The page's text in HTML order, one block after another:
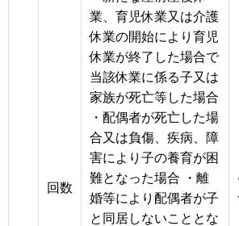
回数
業、育児休業又は介護
休業の開始により育児
休業が終了した場合で
当該休業に係る子又は
家族が死亡等した場合
・配偶者が死亡した場
合又は負傷、疾病、障
害により子の養育が困
難となった場合 ・離
婚等により配偶者が子
と同居しないこととな